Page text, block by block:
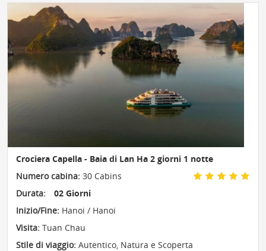
Crociera Capella - Baia di Lan Ha 2 giorni 1 notte
Numero cabina: 30 Cabins
Durata:
02 Giorni
Inizio/Fine: Hanoi / Hanoi
Visita: Tuan Chau
Stile di viaggio: Autentico, Natura e Scoperta